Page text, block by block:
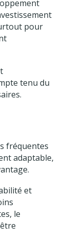
pour
tenu du
fréquentes
adaptable,
et
le